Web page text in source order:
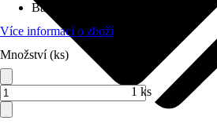
Barva světla
Více informací o zboží
Množství (ks)
1 ks